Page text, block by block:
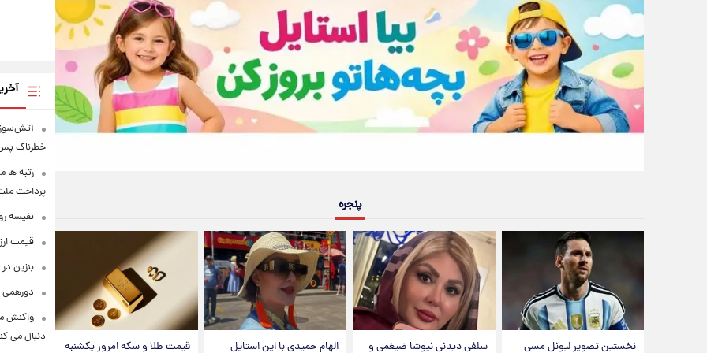
پنجره
نخستین تصویر لیونل مسی سلفی دیدنی نیوشا ضیغمی و الهام حمیدی با این استایل قیمت طلا و سکه امروز یکشنبه
خطرناک
رتبه ها
پرداخت ملت
نفیسه
قیمت
بنزین
دورهمی
واکنش
دنبال می